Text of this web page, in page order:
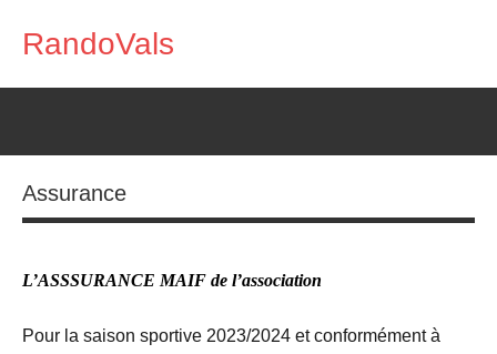
RandoVals
Marche
Assurance
L’ASSSURANCE MAIF de l’association
Pour la saison sportive 2023/2024 et conformément à